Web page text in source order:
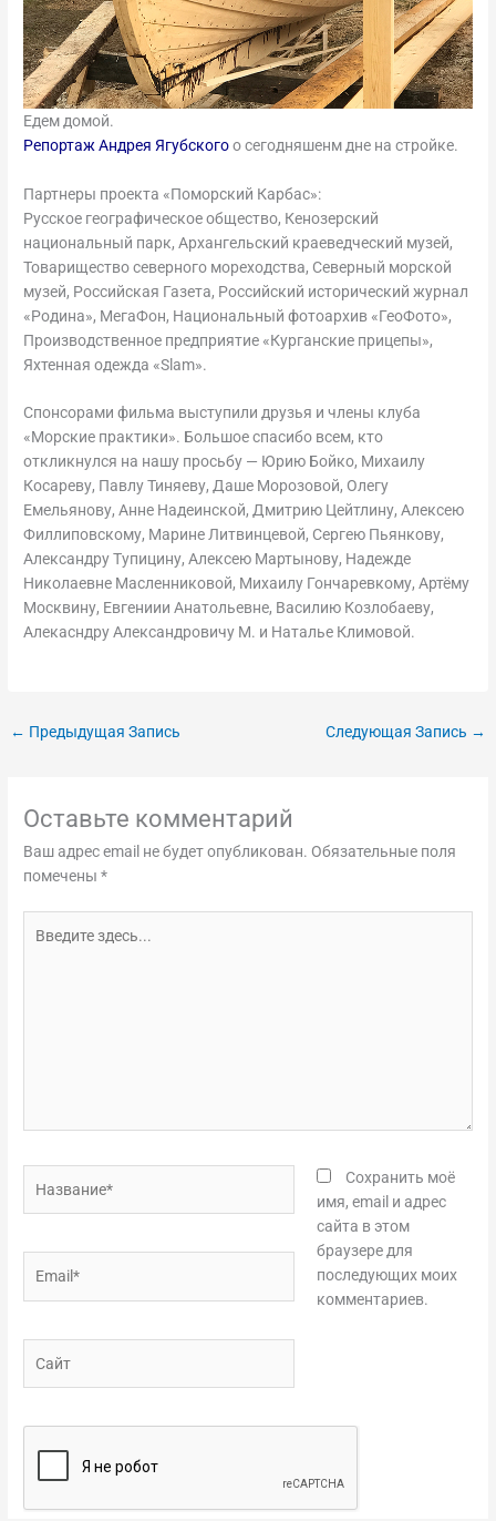
Едем домой.
Репортаж Андрея Ягубскогоо сегодняшенм дне на стройке.
Партнеры проекта «Поморский Карбас»:
Русское географическое общество, Кенозерский
национальный парк, Архангельский краеведческий музей,
Товарищество северного мореходства, Северный морской
музей, Российская Газета, Российский исторический журнал
«Родина», МегаФон, Национальный фотоархив «ГеоФото»,
Производственное предприятие «Курганские прицепы»,
Яхтенная одежда «Slam».
Спонсорами фильма выступили друзья и члены клуба
«Морские практики». Большое спасибо всем, кто
откликнулся на нашу просьбу — Юрию Бойко, Михаилу
Косареву, Павлу Тиняеву, Даше Морозовой, Олегу
Емельянову, Анне Надеинской, Дмитрию Цейтлину, Алексею
Филлиповскому, Марине Литвинцевой, Сергею Пьянкову,
Александру Тупицину, Алексею Мартынову, Надежде
Николаевне Масленниковой, Михаилу Гончаревкому, Артёму
Москвину, Евгениии Анатольевне, Василию Козлобаеву,
Алекасндру Александровичу М. и Наталье Климовой.
← Предыдущая Запись Следующая Запись →
Оставьте комментарий
Ваш адрес email не будет опубликован. Обязательные поля
помечены*
здесь...
Сохранить моё
имя, email и адрес
сайта в этом
браузере для
последующих моих
комментариев.